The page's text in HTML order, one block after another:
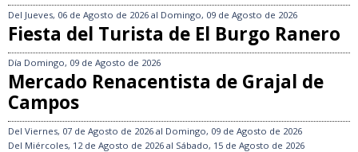
Del Jueves, 06 de Agosto de 2026 al Domingo, 09 de Agosto de 2026
Fiesta del Turista de El Burgo Ranero
Día Domingo, 09 de Agosto de 2026
Mercado Renacentista de Grajal de
Campos
Del Viernes, 07 de Agosto de 2026 al Domingo, 09 de Agosto de 2026
Del Miércoles, 12 de Agosto de 2026 al Sábado, 15 de Agosto de 2026